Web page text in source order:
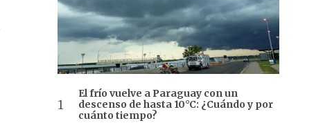
El frío vuelve a Paraguay con un
descenso de hasta 10°C: ¿Cuándo y por
cuánto tiempo?